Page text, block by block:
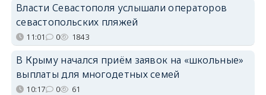
Власти Севастополя услышали операторов
севастопольских пляжей
11:01 0 1843
В Крыму начался приём заявок на «школьные»
выплаты для многодетных семей
10:17 0 61